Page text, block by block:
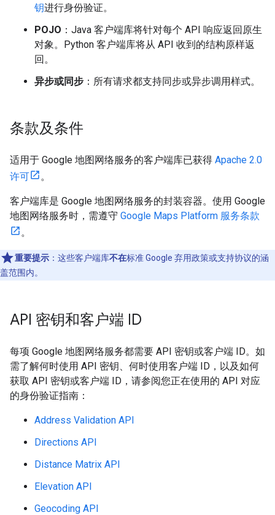
钥进行身份验证。
POJO ：Java 客户端库将针对每个 API 响应返回原生
对象。Python 客户端库将从 API 收到的结构原样返
回。
异步或同步 ：所有请求都支持同步或异步调用样式。
条款及条件
适用于 Google 地图网络服务的客户端库已获得 Apache 2.0
许可
。
客户端库是 Google 地图网络服务的封装容器。使用 Google
地图网络服务时，需遵守 Google Maps Platform 服务条款
。
重要提示 ：这些客户端库不在标准 Google 弃用政策或支持协议的涵
盖范围内。
API 密钥和客户端 ID
每项 Google 地图网络服务都需要 API 密钥或客户端 ID。如
需了解何时使用 API 密钥、何时使用客户端 ID，以及如何
获取 API 密钥或客户端 ID，请参阅您正在使用的 API 对应
的身份验证指南：
Address Validation API
Directions API
Distance Matrix API
Elevation API
Geocoding API